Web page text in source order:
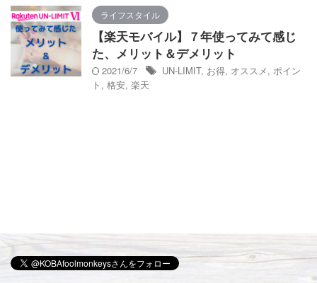
ライフスタイル
【楽天モバイル】７年使ってみて感じ
た、メリット＆デメリット
2021/6/7 UN-LIMIT, お得, オススメ, ポイン
ト , 格安, 楽天